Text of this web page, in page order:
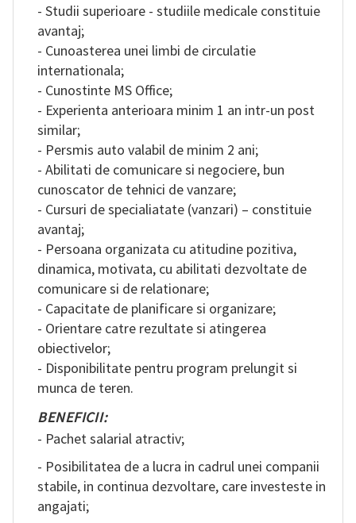
- Studii superioare - studiile medicale constituie
avantaj;
- Cunoasterea unei limbi de circulatie
internationala;
- Cunostinte MS Office;
- Experienta anterioara minim 1 an intr-un post
similar;
- Persmis auto valabil de minim 2 ani;
- Abilitati de comunicare si negociere, bun
cunoscator de tehnici de vanzare;
- Cursuri de specialiatate (vanzari) – constituie
avantaj;
- Persoana organizata cu atitudine pozitiva,
dinamica, motivata, cu abilitati dezvoltate de
comunicare si de relationare;
- Capacitate de planificare si organizare;
- Orientare catre rezultate si atingerea
obiectivelor;
- Disponibilitate pentru program prelungit si
munca de teren.
BENEFICII:
- Pachet salarial atractiv;
- Posibilitatea de a lucra in cadrul unei companii
stabile, in continua dezvoltare, care investeste in
angajati;